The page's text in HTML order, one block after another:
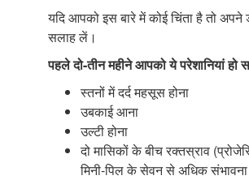
यदि आपको इस बारे में कोई चिंता है तो अपने
सलाह लें।
पहले दो-तीन महीने आपको ये परेशानियांहो
स्तनों में दर्द महसूस होना
उबकाई आना
उल्टी होना
दो मासिकों के बीच रक्तस्राव
मिनी-पिल के सेवन से अधिक